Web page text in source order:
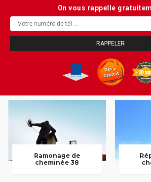
On vous rappelle
Ramonage de
cheminée 38